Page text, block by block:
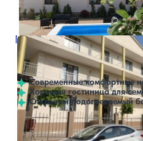
Открытый бассейн
Гостиница Акрополь
4.347 отзывов
Кабардинка
Современные комфортные
Хорошая гостиница для
Открытый подогреваемый
Открытый бассейн
Нет цен или свободных
Выбрать